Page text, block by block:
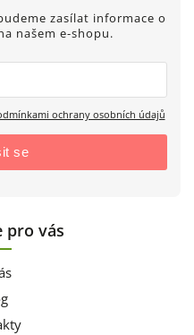
zasílat informace o
našem e-shopu.
ochrany osobních údajů
se
pro vás